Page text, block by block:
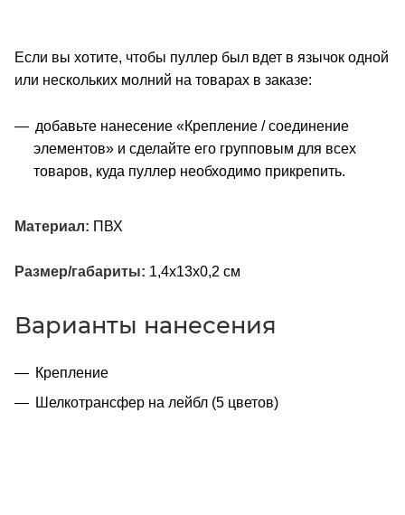
Если вы хотите, чтобы пуллер был вдет в язычок одной
или нескольких молний на товарах в заказе:
добавьте нанесение «Крепление / соединение
элементов» и сделайте его групповым для всех
товаров, куда пуллер необходимо прикрепить.
Материал: ПВХ
Размер/габариты: 1,4х13х0,2 см
Варианты нанесения
Крепление
Шелкотрансфер на лейбл (5 цветов)